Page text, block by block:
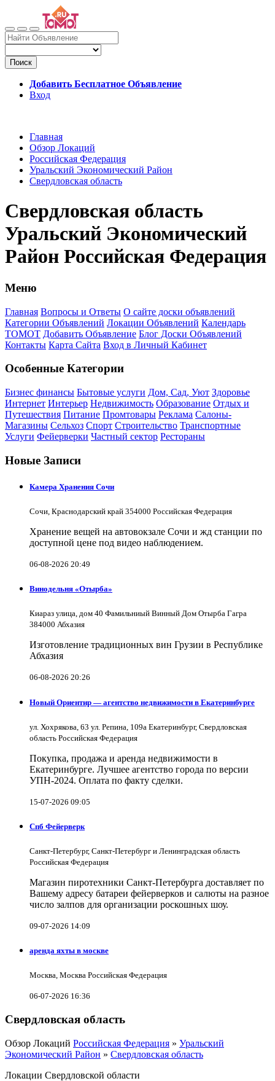
Поиск
Добавить Бесплатное Объявление
Вход
Главная
Обзор Локаций
Российская Федерация
Уральский Экономический Район
Свердловская область
Свердловская область
Уральский Экономический
Район Российская Федерация
Меню
Главная Вопросы и Ответы О сайте доски объявлений
Категории Объявлений Локации Объявлений Календарь
ТОМОТ Добавить Объявление Блог Доски Объявлений
Контакты Карта Сайта Вход в Личный Кабинет
Особенные Категории
Бизнес финансы Бытовые услуги Дом, Сад, Уют Здоровье
Интернет Интерьер Недвижимость Образование Отдых и
Путешествия Питание Промтовары Реклама Салоны-
Магазины Сельхоз Спорт Строительство Транспортные
Услуги Фейерверки Частный сектор Рестораны
Новые Записи
Камера Хранения Сочи
Сочи, Краснодарский край 354000 Российская Федерация
Хранение вещей на автовокзале Сочи и жд станции по
доступной цене под видео наблюдением.
06-08-2026 20:49
Винодельня «Отырба»
Киараз улица, дом 40 Фамильниый Винный Дом Отырба Гагра
384000 Абхазия
Изготовление традиционных вин Грузии в Республике
Абхазия
06-08-2026 20:26
Новый Ориентир — агентство недвижимости в Екатеринбурге
ул. Хохрякова, 63 ул. Репина, 109a Екатеринбург, Свердловская
область Российская Федерация
Покупка, продажа и аренда недвижимости в
Екатеринбурге. Лучшее агентство города по версии
УПН-2024. Оплата по факту сделки.
15-07-2026 09:05
Спб Фейерверк
Санкт-Петербург, Санкт-Петербург и Ленинградская область
Российская Федерация
Магазин пиротехники Санкт-Петербурга доставляет по
Вашему адресу батареи фейерверков и салюты на разное
число залпов для организации роскошных шоу.
09-07-2026 14:09
аренда яхты в москве
Москва, Москва Российская Федерация
06-07-2026 16:36
Свердловская область
Обзор Локаций Российская Федерация » Уральский
Экономический Район » Свердловская область
Локации Свердловской области